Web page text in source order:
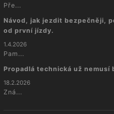
Pře...
Návod, jak jezdit bezpečněji,
od první jízdy.
1.4.2026
Pam...
Propadlá technická už nemusí
18.2.2026
Zná...